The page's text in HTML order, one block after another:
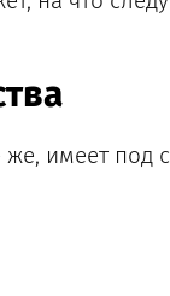
же, имеет под